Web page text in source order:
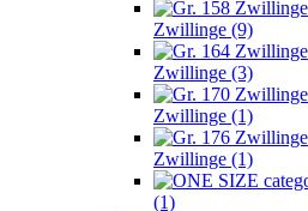
Zwillinge (9)
Zwillinge (3)
Zwillinge (1)
Zwillinge (1)
(1)